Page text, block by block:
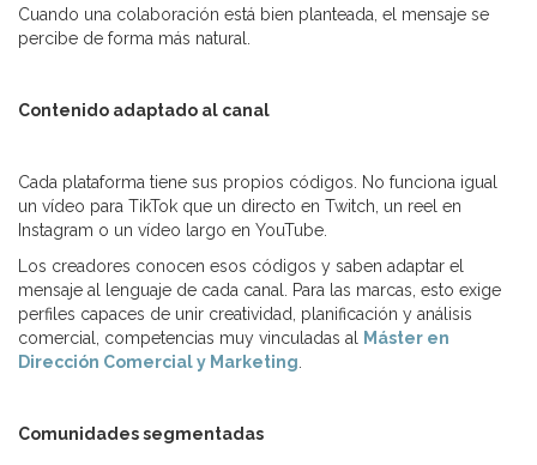
Cuando una colaboración está bien planteada, el mensaje se
percibe de forma más natural.
Contenido adaptado al canal
Cada plataforma tiene sus propios códigos. No funciona igual
un vídeo para TikTok que un directo en Twitch, un reel en
Instagram o un vídeo largo en YouTube.
Los creadores conocen esos códigos y saben adaptar el
mensaje al lenguaje de cada canal. Para las marcas, esto exige
perfiles capaces de unir creatividad, planificación y análisis
comercial, competencias muy vinculadas al
Máster en
Dirección Comercial y Marketing
Comunidades segmentadas